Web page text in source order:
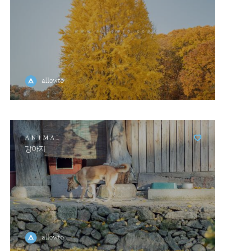
allowto
ANIMAL
강아지
allowto